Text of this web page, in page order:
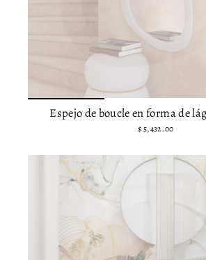
Espejo de boucle en forma de
$ 5,432.00